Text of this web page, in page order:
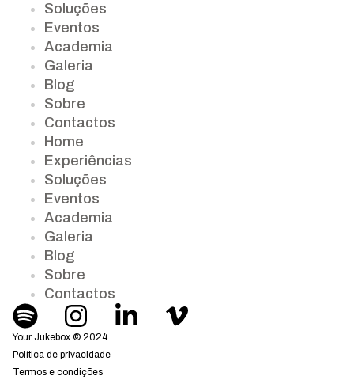
Soluções
Eventos
Academia
Galeria
Blog
Sobre
Contactos
Home
Experiências
Soluções
Eventos
Academia
Galeria
Blog
Sobre
Contactos
Your Jukebox © 2024
Política de privacidade
Termos e condições